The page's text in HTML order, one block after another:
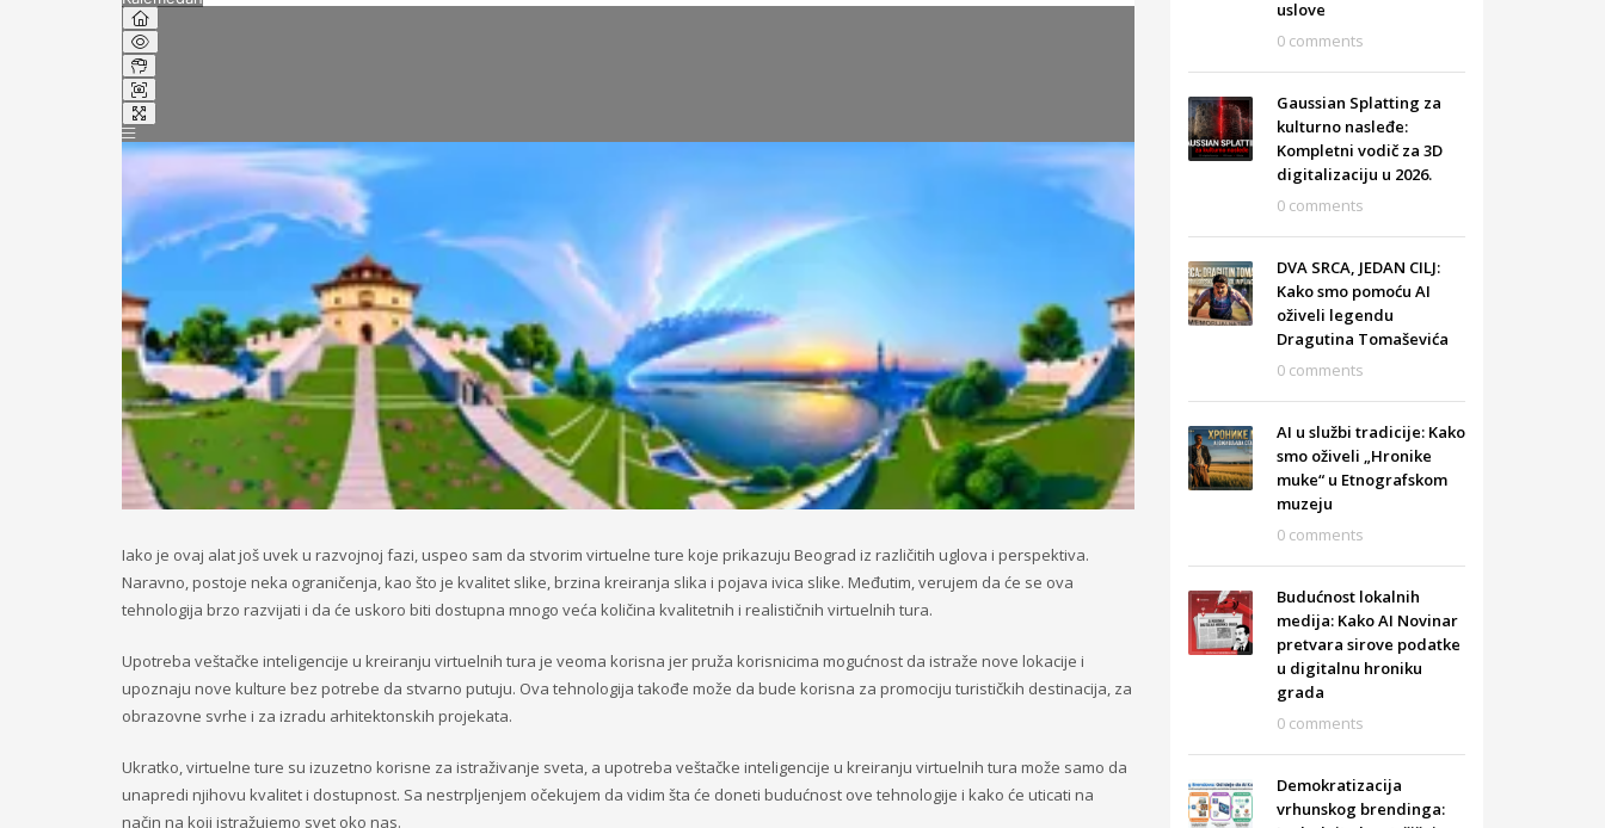
Iako je ovaj alat još uvek u razvojnoj fazi, uspeo sam da stvorim virtuelne ture koje prikazuju Beograd iz različitih uglova i perspektiva.
Naravno, postoje neka ograničenja, kao što je kvalitet slike, brzina kreiranja slika i pojava ivica slike. Međutim, verujem da će se ova
tehnologija brzo razvijati i da će uskoro biti dostupna mnogo veća količina kvalitetnih i realističnih virtuelnih tura.
Upotreba veštačke inteligencije u kreiranju virtuelnih tura je veoma korisna jer pruža korisnicima mogućnost da istraže nove lokacije i
upoznaju nove kulture bez potrebe da stvarno putuju. Ova tehnologija takođe može da bude korisna za promociju turističkih destinacija, za
obrazovne svrhe i za izradu arhitektonskih projekata.
Ukratko, virtuelne ture su izuzetno korisne za istraživanje sveta, a upotreba veštačke inteligencije u kreiranju virtuelnih tura može samo da
unapredi njihovu kvalitet i dostupnost. Sa nestrpljenjem očekujem da vidim šta će doneti budućnost ove tehnologije i kako će uticati na
način na koji istražujemo svet oko nas.
uslove
0 comments
Gaussian Splatting za
kulturno nasleđe:
Kompletni vodič za 3D
digitalizaciju u 2026.
0 comments
DVA SRCA, JEDAN CILJ:
Kako smo pomoću AI
oživeli legendu
Dragutina Tomaševića
0 comments
AI u službi tradicije: Kako
smo oživeli „Hronike
muke“ u Etnografskom
muzeju
0 comments
Budućnost lokalnih
medija: Kako AI Novinar
pretvara sirove podatke
u digitalnu hroniku
grada
0 comments
Demokratizacija
vrhunskog brendinga: